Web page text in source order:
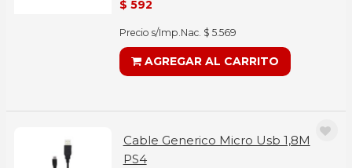
$ 592
Precio s/Imp.Nac. $ 5.569
AGREGAR AL CARRITO
Cable Generico Micro Usb 1,8M
PS4